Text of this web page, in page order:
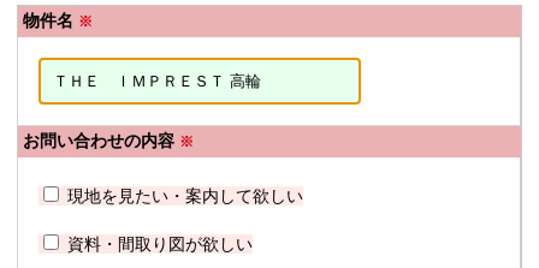
物件名 ※
お問い合わせの内容 ※
現地を見たい・案内して欲しい
資料・間取り図が欲しい